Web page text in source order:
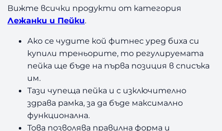
Е
С
Вижте всички продукти от категория
Лежанки и Пейки.
Ако се чудите кой фитнес уред биха си
купили треньорите, то регулируемата
пейка ще бъде на първа позиция в списъка
им.
Тази чупеща пейка и с изключително
здрава рамка, за да бъде максимално
функционална.
Това позволява правилна форма и